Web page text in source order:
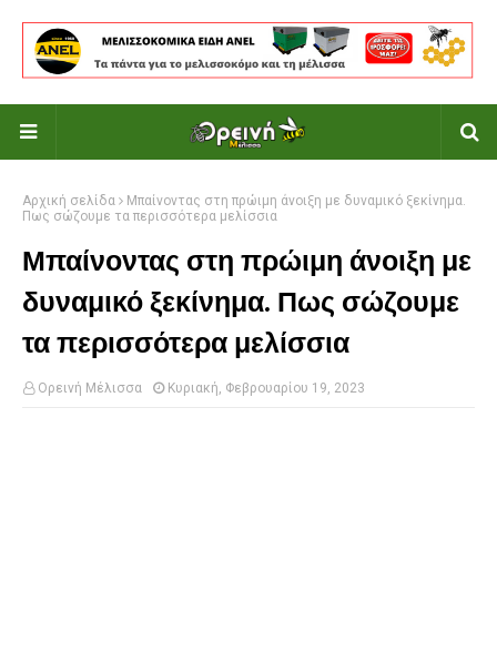
Αρχική σελίδα
Μπαίνοντας στη πρώιμη άνοιξη με δυναμικό ξεκίνημα.
Πως σώζουμε τα περισσότερα μελίσσια
Μπαίνοντας στη πρώιμη άνοιξη με
δυναμικό ξεκίνημα. Πως σώζουμε
τα περισσότερα μελίσσια
Ορεινή Μέλισσα Κυριακή, Φεβρουαρίου 19, 2023